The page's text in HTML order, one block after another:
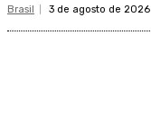
Brasil 3 de agosto de 2026